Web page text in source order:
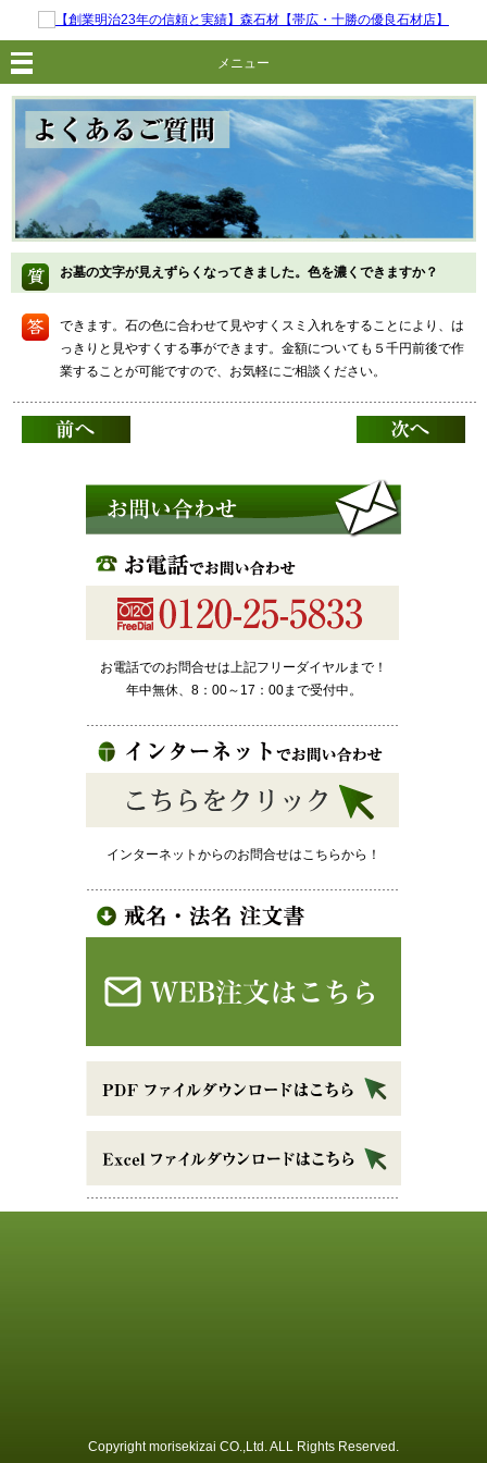
メニュー
お墓の文字が見えずらくなってきました。色を濃くできますか？
できます。石の色に合わせて見やすくスミ入れをすることにより、は
っきりと見やすくする事ができます。金額についても５千円前後で作
業することが可能ですので、お気軽にご相談ください。
お電話でのお問合せは上記フリーダイヤルまで！
年中無休、8：00～17：00まで受付中。
インターネットからのお問合せはこちらから！
Copyright morisekizai CO.,Ltd. ALL Rights Reserved.